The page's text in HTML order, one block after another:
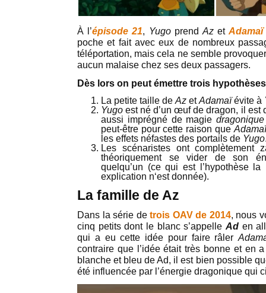
À l’épisode 21, Yugo prend Azet
poche et fait avec eux de nombreux
téléportation, mais cela ne semble
aucun malaise chez ses deux passagers.
Dès lors on peut émettre trois
La petite taille de Az etAdamaïévite à
Yugoest né d’un œuf de dragon, il est
aussi imprégné de magie
peut-être pour cette raison que
les effets néfastes des portails de Yugo
Les scénaristes ont
théoriquement se vider de son
quelqu’un (ce qui est l’hypothèse
explication n‘est donnée).
La famille de Az
Dans la série de trois OAV de 2014, nous
cinq petits dont le blanc s’appelle Ad en
qui a eu cette idée pour faire râler
contraire que l’idée était très bonne et en
blanche et bleu de Ad, il est bien possible
été influencée par l’énergie dragonique qui